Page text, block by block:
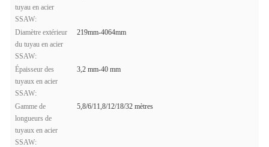
tuyau en acier
SSAW:
Diamètre extérieur
du tuyau en acier
SSAW:
219mm-4064mm
Épaisseur des
tuyaux en acier
SSAW:
3,2 mm-40 mm
Gamme de
longueurs de
tuyaux en acier
SSAW:
5,8/6/11,8/12/18/32 mètres